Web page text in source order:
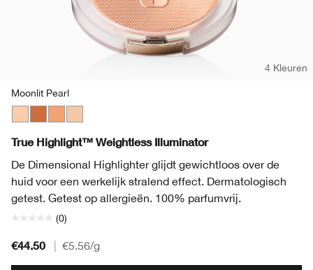
4 Kleuren
Moonlit Pearl
True Highlight™ Weightless Illuminator
De Dimensional Highlighter glijdt gewichtloos over de
huid voor een werkelijk stralend effect. Dermatologisch
getest. Getest op allergieën. 100% parfumvrij.
(0)
€44.50 €5.56/g